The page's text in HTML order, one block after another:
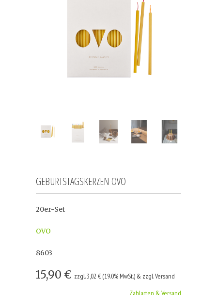
GEBURTSTAGSKERZEN OVO
20er-Set
OVO
8603
15,90 € zzgl. 3,02 € (19.0% MwSt.) & zzgl. Versand
Zahlarten & Versand